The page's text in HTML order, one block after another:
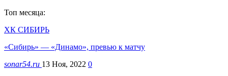
Топ месяца:
ХК СИБИРЬ
«Сибирь» — «Динамо», превью к матчу
sonar54.ru 13 Ноя, 2022 0